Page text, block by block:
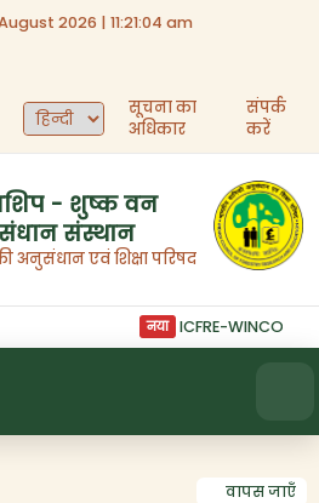
2026 | 11:21:04 am
सूचना का
अधिकार
संपर्क
करें
- शुष्क वन
संस्थान
अनुसंधान एवं शिक्षा परिषद
भर्ती
फोटो गैलरी
संपर्क करें
नया ICFRE-WINCOIN
वापस जाएँ